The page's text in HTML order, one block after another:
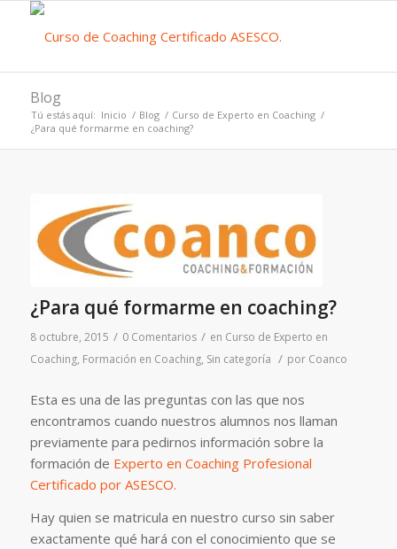
Blog
Tú estás aquí: Inicio / Blog / Curso de Experto en Coaching /
¿Para qué formarme en coaching?
¿Para qué formarme en coaching?
8 octubre, 2015 / 0 Comentarios / en Curso de Experto en
Coaching, Formación en Coaching, Sin categoría / por Coanco
Esta es una de las preguntas con las que nos
encontramos cuando nuestros alumnos nos llaman
previamente para pedirnos información sobre la
formación de Experto en Coaching Profesional
Certificado por ASESCO.
Hay quien se matricula en nuestro curso sin saber
exactamente qué hará con el conocimiento que se